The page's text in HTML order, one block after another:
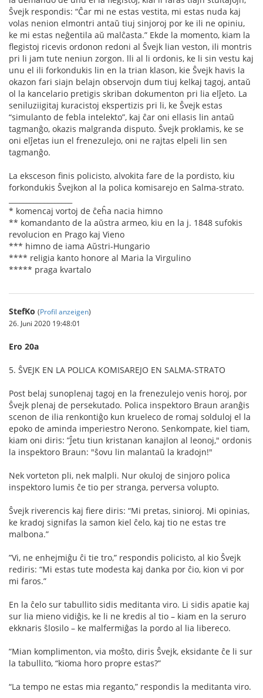
Ŝvejk respondis: “Ĉar mi ne estas vestita, mi estas nuda kaj
volas nenion elmontri antaŭ tiuj sinjoroj por ke ili ne opiniu,
ke mi estas neĝentila aŭ malĉasta.” Ekde la momento, kiam la
ﬂegistoj ricevis ordonon redoni al Ŝvejk lian veston, ili montris
pri li jam tute neniun zorgon. lli al li ordonis, ke li sin vestu kaj
unu el ili forkondukis lin en la trian klason, kie Ŝvejk havis la
okazon fari siajn belajn observojn dum tiuj kelkaj tagoj, antaŭ
ol la kancelario pretigis skriban dokumenton pri lia elĵeto. La
seniluziigitaj kuracistoj ekspertizis pri li, ke Ŝvejk estas
“simulanto de febla intelekto”, kaj ĉar oni ellasis lin antaŭ
tagmanĝo, okazis malgranda disputo. Ŝvejk proklamis, ke se
oni elĵetas iun el frenezulejo, oni ne rajtas elpeli lin sen
tagmanĝo.
La eksceson ﬁnis policisto, alvokita fare de la pordisto, kiu
forkondukis Ŝvejkon al la polica komisarejo en Salma-strato.
* komencaj vortoj de ĉeĥa nacia himno
** komandanto de la aŭstra armeo, kiu en la j. 1848 sufokis
revolucion en Prago kaj Vieno
*** himno de iama Aŭstri-Hungario
**** religia kanto honore al Maria la Virgulino
***** praga kvartalo
StefKo (Profil anzeigen)
26. Juni 2020 19:48:01
Ero 20a
5. ŜVEJK EN LA POLICA KOMISAREJO EN SALMA-STRATO
Post belaj sunoplenaj tagoj en la frenezulejo venis horoj, por
Ŝvejk plenaj de persekutado. Polica inspektoro Braun aranĝis
scenon de ilia renkontiĝo kun krueleco de romaj solduloj el la
epoko de aminda imperiestro Nerono. Senkompate, kiel tiam,
kiam oni diris: ”Ĵetu tiun kristanan kanajlon al leonoj," ordonis
la inspektoro Braun: "ŝovu lin malantaŭ la kradojn!"
Nek vorteton pli, nek malpli. Nur okuloj de sinjoro polica
inspektoro lumis ĉe tio per stranga, perversa volupto.
Ŝvejk riverencis kaj ﬁere diris: “Mi pretas, sinioroj. Mi opinias,
ke kradoj signifas la samon kiel ĉelo, kaj tio ne estas tre
malbona.”
”Vi, ne enhejmiĝu ĉi tie tro,” respondis policisto, al kio Ŝvejk
rediris: “Mi estas tute modesta kaj danka por ĉio, kion vi por
mi faros.”
En la ĉelo sur tabullito sidis meditanta viro. Li sidis apatie kaj
sur lia mieno vidiĝis, ke li ne kredis al tio – kiam en la seruro
ekknaris ŝlosilo – ke malfermiĝas la pordo al lia libereco.
”Mian komplimenton, via moŝto, diris Ŝvejk, eksidante ĉe li sur
la tabullito, “kioma horo propre estas?”
“La tempo ne estas mia reganto,” respondis la meditanta viro.